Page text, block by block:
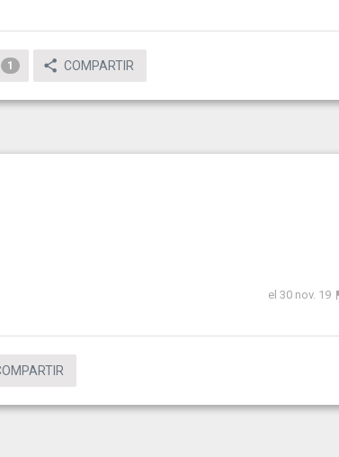
1 COMPARTIR
el 30 nov. 19